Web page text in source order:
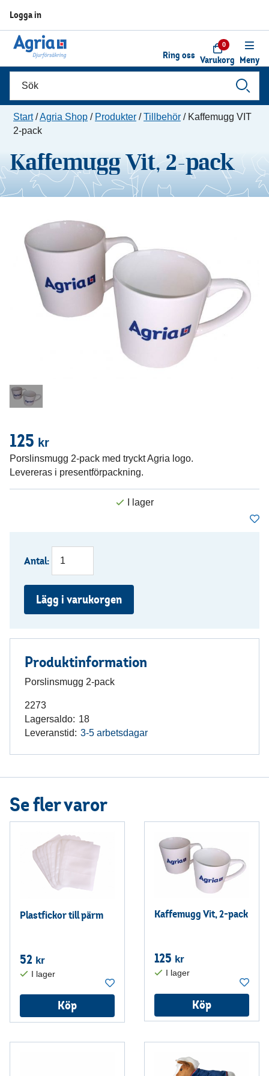
Logga in
Ring oss
0
Varukorg Meny
Start/Agria Shop / Produkter /Tillbehör / Kaffemugg VIT
2-pack
Kaffemugg Vit, 2-pack
125 kr
Porslinsmugg 2-pack med tryckt Agria logo.
Levereras i presentförpackning.
Antal:
Lägg i varukorgen
Produktinformation
Porslinsmugg 2-pack
2273
Lagersaldo: 18
Leveranstid: 3-5 arbetsdagar
Se fler varor
Plastfickor till pärm
52 kr
Köp
Kaffemugg Vit, 2-pack
125 kr
Köp